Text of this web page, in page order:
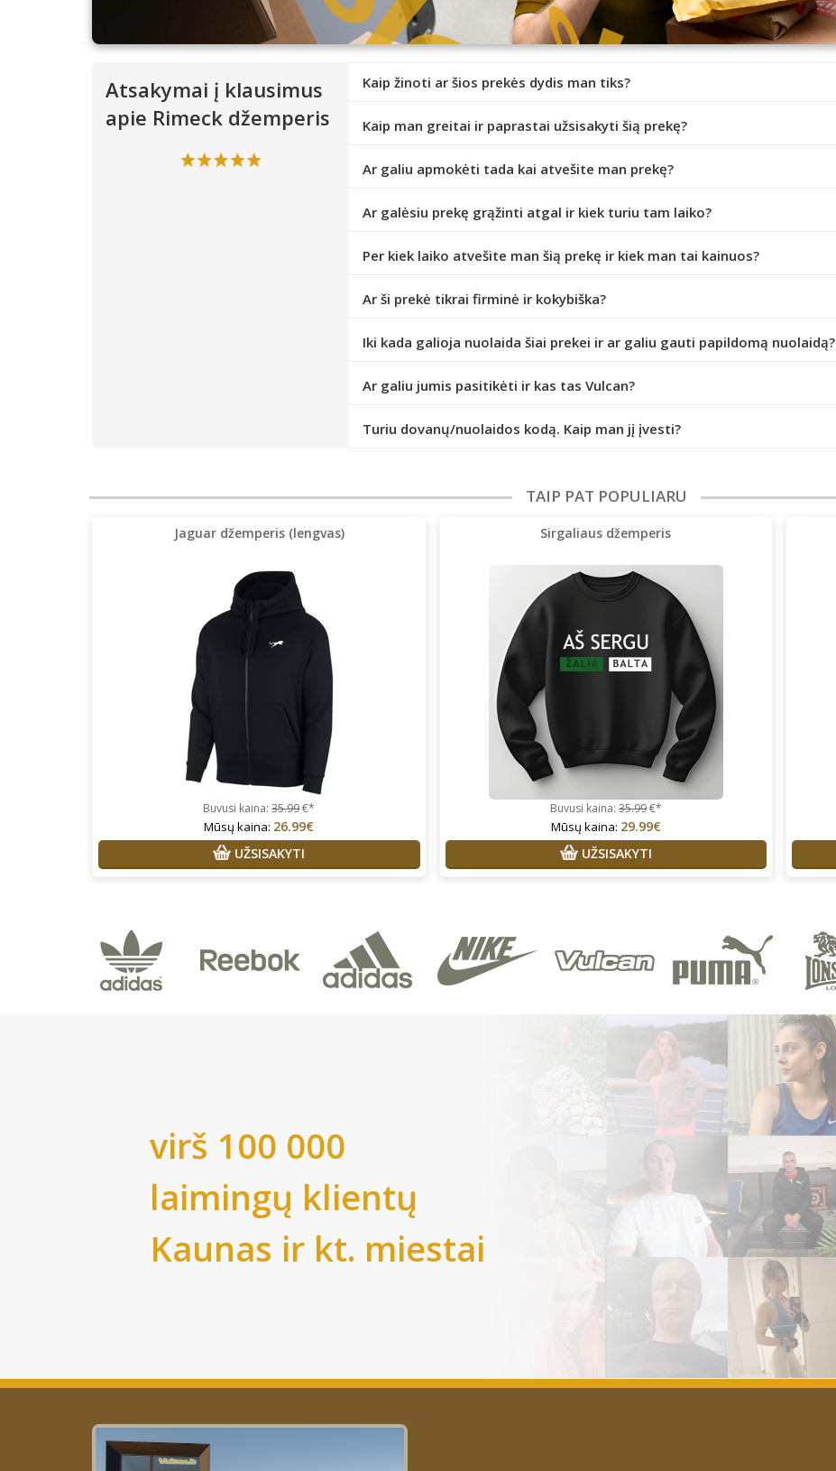
Atsakymai į klausimus
apie Rimeck džemperis
Kaip žinoti ar šios prekės dydis man tiks?
Kaip man greitai ir paprastai užsisakyti šią prekę?
Ar galiu apmokėti tada kai atvešite man prekę?
Ar galėsiu prekę grąžinti atgal ir kiek turiu tam laiko?
Per kiek laiko atvešite man šią prekę ir kiek man tai kainuos?
Ar ši prekė tikrai firminė ir kokybiška?
Iki kada galioja nuolaida šiai prekei ir ar galiu gauti papildomą nuolaidą?
Ar galiu jumis pasitikėti ir kas tas Vulcan?
Turiu dovanų/nuolaidos kodą. Kaip man jį įvesti?
TAIP PAT POPULIARU
Jaguar džemperis (lengvas)
Buvusi kaina:35.99€*
Mūsų kaina: 26.99€
UŽSISAKYTI
Sirgaliaus džemperis
Buvusi kaina: 35.99€*
Mūsų kaina: 29.99€
UŽSISAKYTI
virš 100 000
laimingų klientų
Kaunas ir kt. miestai